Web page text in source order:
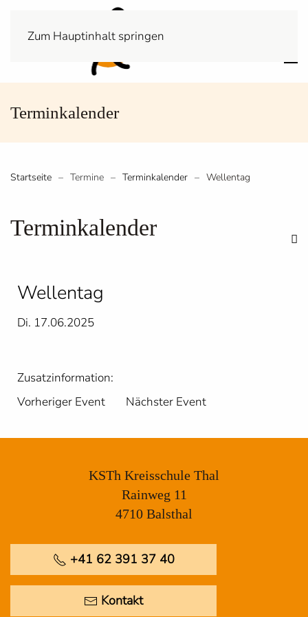
Zum Hauptinhalt springen
Terminkalender
Startseite Termine Terminkalender Wellentag
Terminkalender
Wellentag
Di. 17.06.2025
Zusatzinformation:
Vorheriger Event
Nächster Event
KSTh Kreisschule Thal
Rainweg 11
4710 Balsthal
+41 62 391 37 40
Kontakt